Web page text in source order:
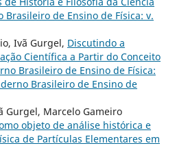
Brasileiro de Ensino de Física: v.
Ivã Gurgel, Discutindo a
Científica a Partir do Conceito
Brasileiro de Ensino de Física:
Brasileiro de Ensino de
Gurgel, Marcelo Gameiro
objeto de análise histórica e
de Partículas Elementares em